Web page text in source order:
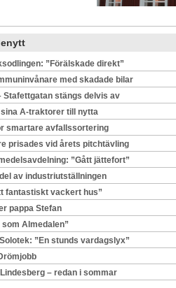
”Förälskade direkt”
med skadade bilar
Stafettgatan stängs delvis av
A-traktorer till nytta
smartare avfallssortering
prisades vid årets pitchtävling
”Gått jättefort”
av industriutställningen
fantastiskt vackert hus”
pappa Stefan
Almedalen”
”En stunds vardagslyx”
– redan i sommar